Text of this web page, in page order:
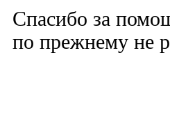
Спасибо за
по прежнему не